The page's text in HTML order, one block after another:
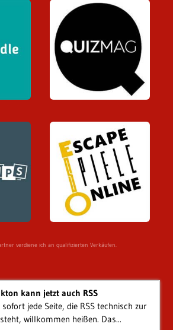
verdiene ich an qualifizierten Verkäufen.
kann jetzt auch RSS
jede Seite, die RSS technisch zur
willkommen heißen. Das...